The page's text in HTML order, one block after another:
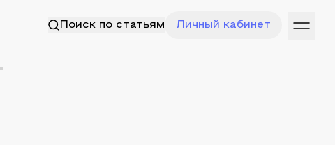
Поиск по статьям Личный кабинет